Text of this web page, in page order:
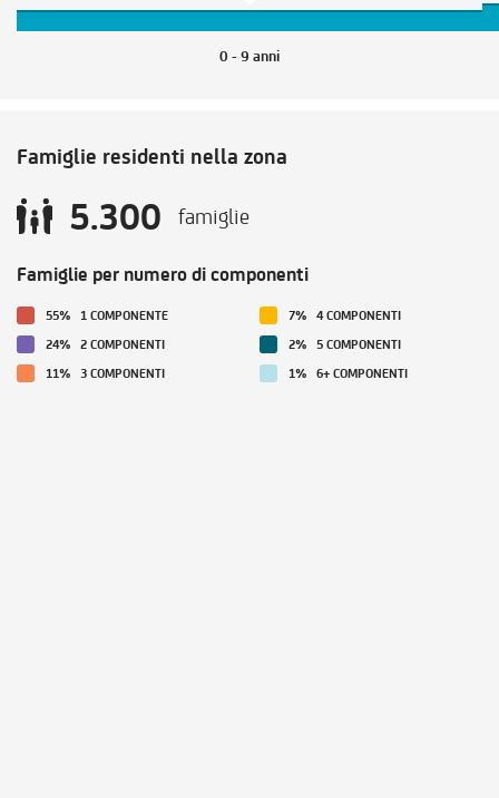
0 - 9 anni
Famiglie residenti nella zona
5.300 famiglie
Famiglie per numero di componenti
55%
1 COMPONENTE
24%
2 COMPONENTI
11%
3 COMPONENTI
7%
4 COMPONENTI
2%
5 COMPONENTI
1%
6+ COMPONENTI